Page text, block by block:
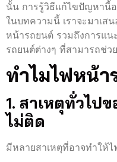
นั้น การรู้วิธีแก้ไขปัญหานี้
ในบทความนี้ เราจะมาเส
หน้ารถยนต์ รวมถึงการแน
รถยนต์ต่างๆ ที่สามารถช่วย
ทำไมไฟหน้า
1. สาเหตุทั่วไป
ไม่ติด
มีหลายสาเหตุที่อาจทำให้